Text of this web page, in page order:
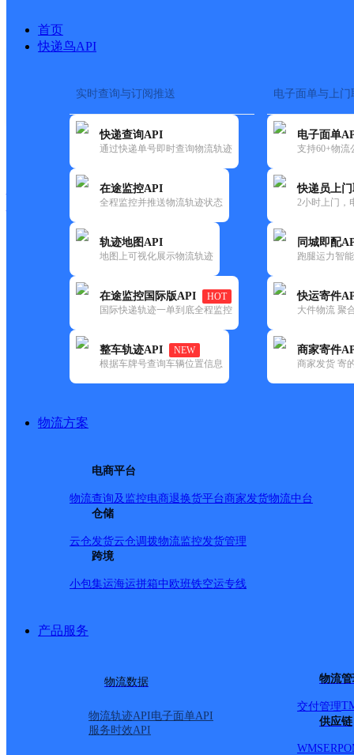
首页
快递鸟API
实时查询与订阅推送
快递查询API
通过快递单号即时查询物流轨迹
在途监控API
全程监控并推送物流轨迹状态
轨迹地图API
地图上可视化展示物流轨迹
在途监控国际版API
HOT
国际快递轨迹一单到底全程监控
整车轨迹API
NEW
根据车牌号查询车辆位置信息
电子面单与上门
电子面单
支持60+物流
快递员上
2小时上门，
同城即配
跑腿运力智
快运寄件
大件物流 聚
商家寄件
商家发货 寄
物流方案
电商平台
物流查询及监控电商退换货平台商家发货物流中台
仓储
云仓发货云仓调拨物流监控发货管理
跨境
小包集运海运拼箱中欧班铁空运专线
产品服务
物流数据
物流轨迹API电子面单API
服务时效API
物流
交付管理
供应链
WMSERP
快运大全 快递时效
申通
内蒙古呼市海东路公司
更新时间：2022-07-12 00:00:00
所属快递：申通快递
所属区域：内蒙古自治区-呼和浩特市-新城区
网点地址：海东路开天花园东大院17号库
网点负责人：
鸭梨酒店，技校家属院，杨州足记，梨花小镇，（润玉对
24号，呼市消防队，商品交易中心对面，欣安灯饰建材市
园，捷岐小区 幸福小区 （里面有个碧海云天）展东路与